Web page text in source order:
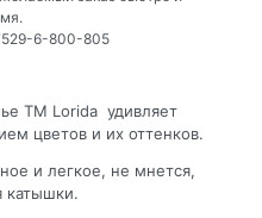
6-800-805
ТМ Lorida удивляет
цветов и их оттенков.
и легкое, не мнется,
катышки.